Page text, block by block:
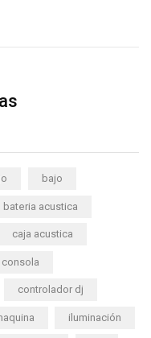
bajo
bateria acustica
caja acustica
consola
controlador dj
iluminación